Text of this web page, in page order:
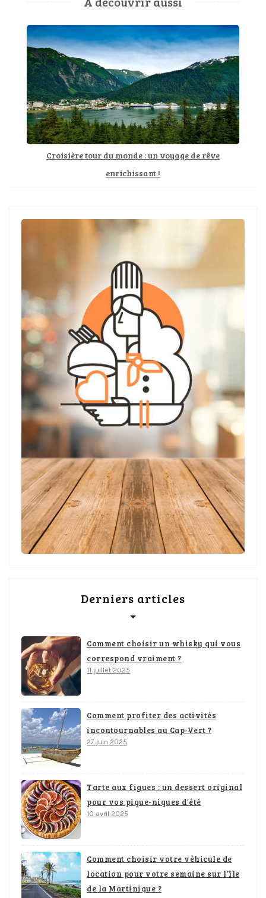
Croisière tour du monde : un voyage de rêve
enrichissant !
Derniers articles
Comment choisir un whisky qui vous
correspond vraiment ?
11 juillet 2025
Comment profiter des activités
incontournables au Cap-Vert ?
27 juin 2025
Tarte aux figues : un dessert original
pour vos pique-niques d’été
10 avril 2025
Comment choisir votre véhicule de
location pour votre semaine sur l’île
de la Martinique ?